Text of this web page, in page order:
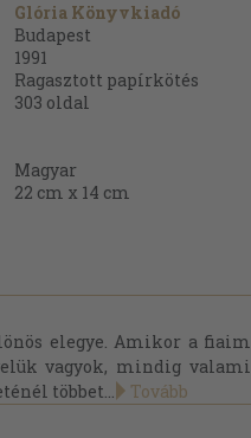
Glória Könyvkiadó
Budapest
1991
Ragasztott papírkötés
303 oldal
Magyar
22 cm x 14 cm
elegye. Amikor a fiaim
vagyok, mindig valami
többet...
Tovább